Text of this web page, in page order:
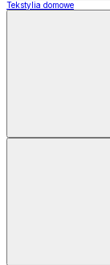
Tekstylia domowe